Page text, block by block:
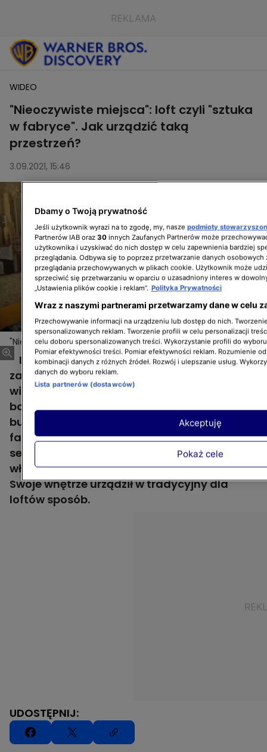
WIDEO
"Nieoczywiste miejsca": loft czyli "sztuka
w fabryce". Jak urządzić taką
przestrzeń?
3.09.2021, 15:46
"Nieoczywiste miejsca": loft czyli "sztuka w fabryce"
Lofty to wielka miłość Michała, a
zamieszkanie w jednym z nich było jego
wielkim marzeniem. Spełnionym marzeniem,
bowiem mężczyzna swój dom urządził w
budynku starej kuźni na terenie dawnej
fabryki pomp w Lesznie. W 4. odcinku 2.
sezonu "Nieoczywistych miejsc" po swoich
włościach oprowadził Kasię Jaroszyńską.
Swoje wnętrze urządził w tradycyjny dla
loftów sposób.
UDOSTĘPNIJ:
Dbamy o Twoją prywatność
Jeśli użytkownik wyrazi na to zgodę, my, nasze podmioty
Partnerów IAB oraz 30 innych Zaufanych Partnerów może
użytkownika i uzyskiwać do nich dostęp w celu zapewnienia bardziej
przeglądania. Odbywa się to poprzez przetwarzanie danych osobowych
przeglądania przechowywanych w plikach cookie. Użytkownik może
sprzeciwić się przetwarzaniu w oparciu o uzasadniony interes w
„Ustawienia plików cookie i reklam”. Polityka Prywatności
Wraz z naszymi partnerami przetwarzamy dane w celu
Przechowywanie informacji na urządzeniu lub dostęp do nich.
spersonalizowanych reklam. Tworzenie profili w celu personalizacji
celu doboru spersonalizowanych treści. Wykorzystanie profili do
Pomiar efektywności treści. Pomiar efektywności reklam. Rozumienie
kombinacji danych z różnych źródeł. Rozwój i ulepszanie usług.
danych do wyboru reklam.
Lista partnerów (dostawców)
Pokaż cele
Akceptuję